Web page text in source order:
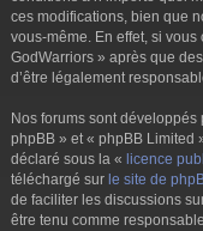
ces modifications, bien que
vous-même. En effet, si
GodWarriors » après que
d’être légalement
Nos forums sont
phpBB » et « phpBB Limited
déclaré sous la « licence
téléchargé sur le site de
de faciliter les discussions
être tenu comme